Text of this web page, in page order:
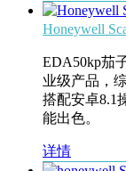
Honeywell
EDA50kp茄
业级产品
搭配安卓8.1
能出色。
详情